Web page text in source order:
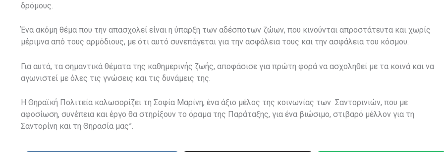
δρόμους.
Ένα ακόμη θέμα που την απασχολεί είναι η ύπαρξη των αδέσποτων ζώων, που κινούνται απροστάτευτα και χωρίς
μέριμνα από τους αρμόδιους, με ότι αυτό συνεπάγεται για την ασφάλεια τους και την ασφάλεια του κόσμου.
Για αυτά, τα σημαντικά θέματα της καθημερινής ζωής, αποφάσισε για πρώτη φορά να ασχοληθεί με τα κοινά και να
αγωνιστεί με όλες τις γνώσεις και τις δυνάμεις της.
Η Θηραϊκή Πολιτεία καλωσορίζει τη Σοφία Μαρίνη, ένα άξιο μέλος της κοινωνίας των Σαντορινιών, που με
αφοσίωση, συνέπεια και έργο θα στηρίξουν το όραμα της Παράταξης, για ένα βιώσιμο, στιβαρό μέλλον για τη
Σαντορίνη και τη Θηρασία μας”.